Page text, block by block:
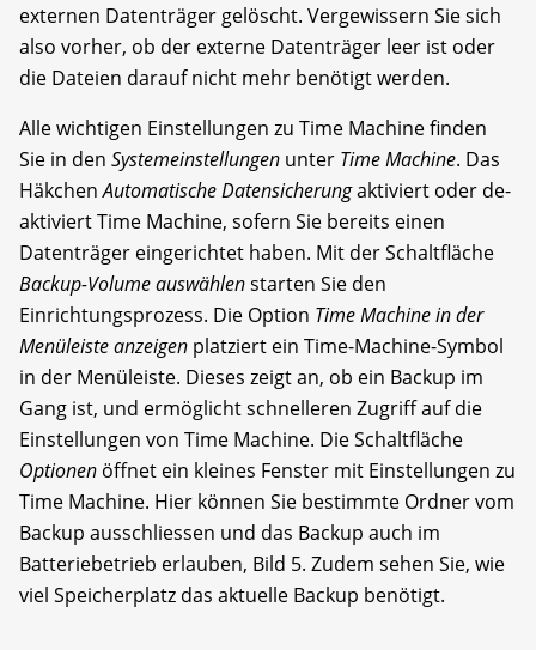
externen Datenträger gelöscht. Vergewissern Sie sich
also vorher, ob der externe Daten­träger leer ist oder
die Dateien darauf nicht mehr benötigt werden.
Alle wichtigen Einstellungen zu Time Machine finden
Sie in den Systemeinstellungen unter Time Machine. Das
HäkchenAutomatische Datensicherungaktiviert oder de­
aktiviert Time Machine, sofern Sie bereits einen
Datenträger eingerichtet haben. Mit der Schaltfläche
Backup-Volume auswählenstarten Sie den
Einrichtungsprozess. Die Option Time Machine in der
Menüleiste anzeigen platziert ein Time-Machine-Symbol
in der Menü­leiste. Dieses zeigt an, ob ein Backup im
Gang ist, und ermöglicht schnelleren Zugriff auf die
Einstellungen von Time Machine. Die Schaltfläche
Optionen öffnet ein kleines Fenster mit Einstellungen zu
Time Machine. Hier können Sie bestimmte Ordner vom
Backup ausschliessen und das Backup auch im
Batteriebetrieb erlauben, Bild 5. Zudem sehen Sie, wie
viel Speicherplatz das aktuelle Backup benötigt.